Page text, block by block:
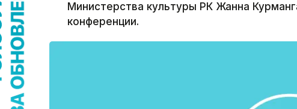
Министерства культуры РК Жанна
конференции.